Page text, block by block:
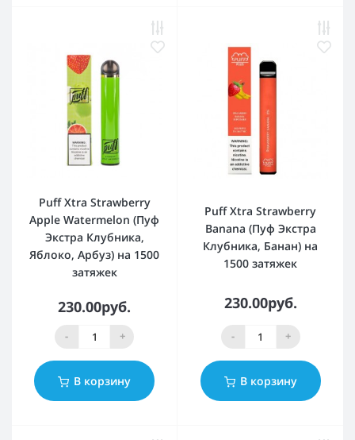
Puff Xtra Strawberry
Apple Watermelon (Пуф
Экстра Клубника,
Яблоко, Арбуз) на 1500
затяжек
230.00руб.
- +
В корзину
Puff Xtra Strawberry
Banana (Пуф Экстра
Клубника, Банан) на
1500 затяжек
230.00руб.
- +
В корзину